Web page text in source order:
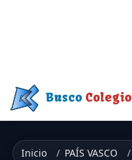
Busco Colegio
Inicio PAÍS VASCO